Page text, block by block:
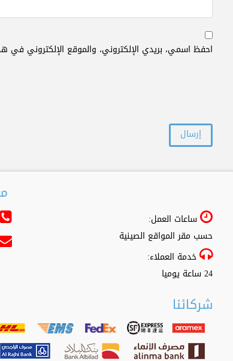
احفظ اسمي، بريدي الإلكتروني، والموقع الإلكتروني في
ساعات العمل:
حسب مقر المواقع الصينية
خدمة العملاء:
24 ساعة يوميا
شركائنا